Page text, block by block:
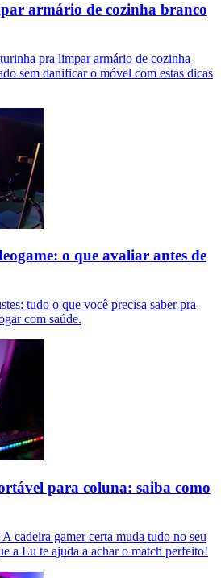
armário de cozinha branco
pra limpar armário de cozinha
sem danificar o móvel com estas dicas
o que avaliar antes de
tudo o que você precisa saber pra
com saúde.
para coluna: saiba como
cadeira gamer certa muda tudo no seu
a Lu te ajuda a achar o match perfeito!